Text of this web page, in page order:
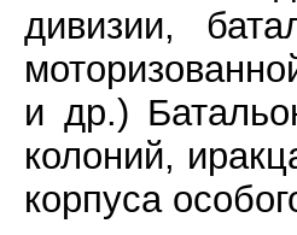
дивизии,
и др.)
колоний,
корпуса